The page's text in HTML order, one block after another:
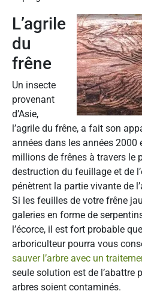
L’agrile
du
frêne
Un insecte
provenant
d’Asie,
l’agrile du frêne, a fait son
années dans les années 2000
millions de frênes à travers le
destruction du feuillage et de
pénètrent la partie vivante de
Si les feuilles de votre frêne
galeries en forme de
l’écorce, il est fort probable
arboriculteur pourra vous
sauver l’arbre avec un
seule solution est de l’abattre
arbres soient contaminés.